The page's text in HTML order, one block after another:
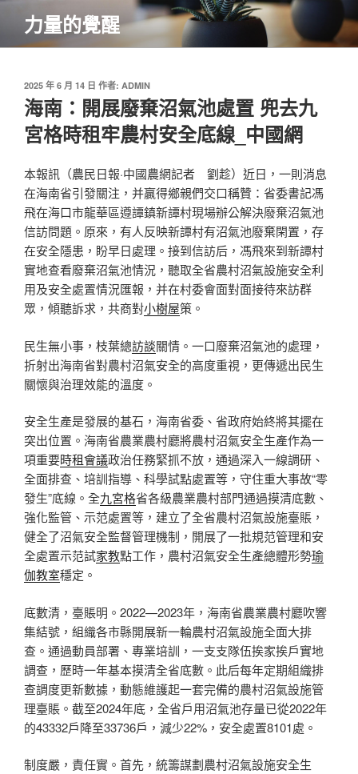
主
力量的覺醒
發
佈
於
2025 年 6 月 14 日 作者: ADMIN
海南：開展廢棄沼氣池處置 兜去九
宮格時租牢農村安全底線_中國網
本報訊（農民日報·中國農網記者 劉趁）近日，一則消息
在海南省引發關注，并贏得鄉親們交口稱贊：省委書記馮
飛在海口市龍華區遵譚鎮新譚村現場辦公解決廢棄沼氣池
信訪問題。原來，有人反映新譚村有沼氣池廢棄閑置，存
在安全隱患，盼早日處理。接到信訪后，馮飛來到新譚村
實地查看廢棄沼氣池情況，聽取全省農村沼氣設施安全利
用及安全處置情況匯報，并在村委會面對面接待來訪群
眾，傾聽訴求，共商對小樹屋策。
民生無小事，枝葉總訪談關情。一口廢棄沼氣池的處理，
折射出海南省對農村沼氣安全的高度重視，更傳遞出民生
關懷與治理效能的溫度。
安全生產是發展的基石，海南省委、省政府始終將其擺在
突出位置。海南省農業農村廳將農村沼氣安全生產作為一
項重要時租會議政治任務緊抓不放，通過深入一線調研、
全面排查、培訓指導、科學試點處置等，守住重大事故“零
發生”底線。全九宮格省各級農業農村部門通過摸清底數、
強化監管、示范處置等，建立了全省農村沼氣設施臺賬，
健全了沼氣安全監督管理機制，開展了一批規范管理和安
全處置示范試家教點工作，農村沼氣安全生產總體形勢瑜
伽教室穩定。
底數清，臺賬明。2022—2023年，海南省農業農村廳吹響
集結號，組織各市縣開展新一輪農村沼氣設施全面大排
查。通過動員部署、專業培訓，一支支隊伍挨家挨戶實地
調查，歷時一年基本摸清全省底數。此后每年定期組織排
查調度更新數據，動態維護起一套完備的農村沼氣設施管
理臺賬。截至2024年底，全省戶用沼氣池存量已從2022年
的43332戶降至33736戶，減少22%，安全處置8101處。
制度嚴，責任實。首先，統籌謀劃農村沼氣設施安全生